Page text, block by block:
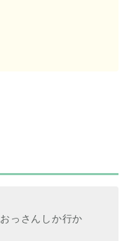
っさんしか行か